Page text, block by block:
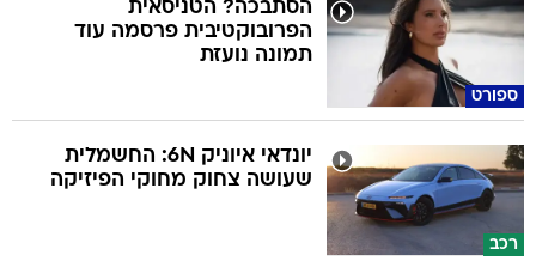
ספורט
הסתבכה? הטניסאית
הפרובוקטיבית פרסמה עוד
תמונה נועזת
רכב
יונדאי איוניק 6N: החשמלית
שעושה צחוק מחוקי הפיזיקה